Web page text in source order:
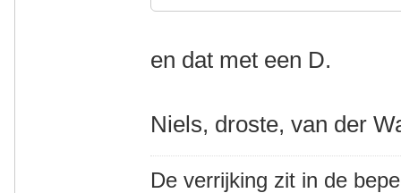
en dat met een D.
Niels, droste, van der
De verrijking zit in de